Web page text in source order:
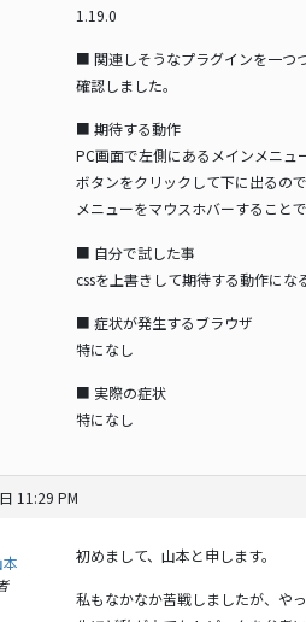
1.19.0
■ 関連しそうなプラグインを一つ
確認しました。
■ 期待する動作
PC画面で左側にあるメインメニュ
ボタンをクリックして下に出るの
メニューをマウスホバーすること
■ 自分で試した事
cssを上書きして期待する動作にな
■ 症状が発生するブラウザ
特になし
■ 実際の症状
特になし
11:29 PM
初めまして、山本と申します。
私もなかなか苦戦しましたが、やっ